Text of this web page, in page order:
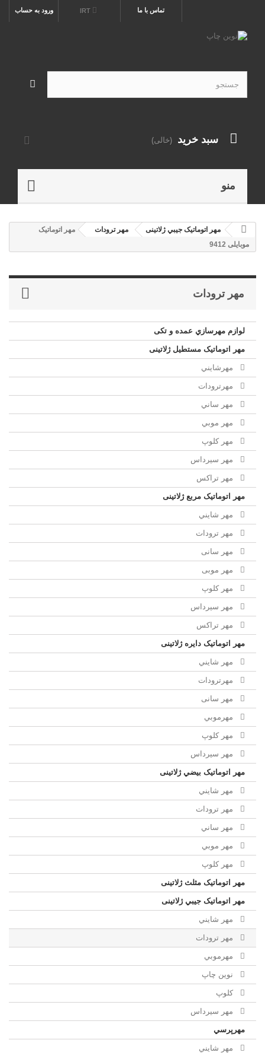
ورود به حساب IRT تماس با ما
سبد خرید (خالی)
منو
مهر اتوماتیک جيبي ژلاتینی مهر ترودات
مهر اتوماتیک
موبایلی 9412
مهر ترودات
لوازم مهرسازي عمده و تکی
مهر اتوماتیک مستطيل ژلاتینی
مهرشايني
مهرترودات
مهر ساني
مهر موبي
مهر كلوپ
مهر سيرداس
مهر تراکس
مهر اتوماتیک مربع ژلاتینی
مهر شايني
مهر ترودات
مهر سانی
مهر موبی
مهر كلوپ
مهر سيرداس
مهر تراکس
مهر اتوماتیک دايره ژلاتینی
مهر شايني
مهرترودات
مهر سانی
مهرموبي
مهر كلوپ
مهر سيرداس
مهر اتوماتیک بيضي ژلاتینی
مهر شايني
مهر ترودات
مهر ساني
مهر موبي
مهر كلوپ
مهر اتوماتیک مثلث ژلاتینی
مهر اتوماتیک جيبي ژلاتینی
مهر شايني
مهر ترودات
مهرموبي
نوين چاپ
کلوپ
مهر سيرداس
مهرپرسي
مهر شايني